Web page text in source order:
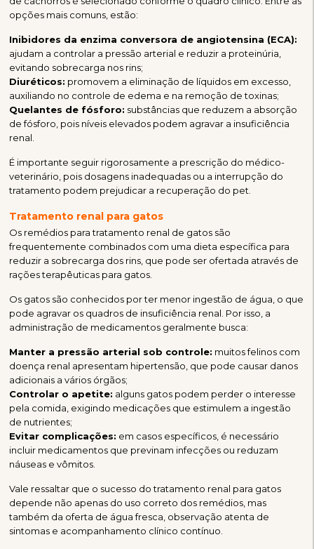
opções mais comuns, estão:
Inibidores da enzima conversora de angiotensina (ECA):
ajudam a controlar a pressão arterial e reduzir a proteinúria,
evitando sobrecarga nos rins;
Diuréticos: promovem a eliminação de líquidos em excesso,
auxiliando no controle de edema e na remoção de toxinas;
Quelantes de fósforo: substâncias que reduzem a absorção
de fósforo, pois níveis elevados podem agravar a insuficiência
renal.
É importante seguir rigorosamente a prescrição do médico-
veterinário, pois dosagens inadequadas ou a interrupção do
tratamento podem prejudicar a recuperação do pet.
Tratamento renal para gatos
Os remédios para tratamento renal de gatos são
frequentemente combinados com uma dieta específica para
reduzir a sobrecarga dos rins, que pode ser ofertada através de
rações terapêuticas para gatos.
Os gatos são conhecidos por ter menor ingestão de água, o que
pode agravar os quadros de insuficiência renal. Por isso, a
administração de medicamentos geralmente busca:
Manter a pressão arterial sob controle: muitos felinos com
doença renal apresentam hipertensão, que pode causar danos
adicionais a vários órgãos;
Controlar o apetite: alguns gatos podem perder o interesse
pela comida, exigindo medicações que estimulem a ingestão
de nutrientes;
Evitar complicações: em casos específicos, é necessário
incluir medicamentos que previnam infecções ou reduzam
náuseas e vômitos.
Vale ressaltar que o sucesso do tratamento renal para gatos
depende não apenas do uso correto dos remédios, mas
também da oferta de água fresca, observação atenta de
sintomas e acompanhamento clínico contínuo.